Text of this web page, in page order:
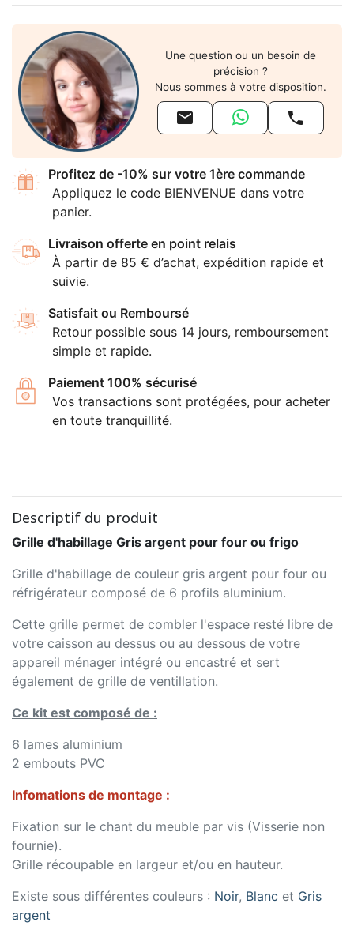
Une question ou un besoin de
précision ?
Nous sommes à votre disposition.
 
Profitez de -10% sur votre 1ère commande
Appliquez le code BIENVENUE dans votre
panier.
Livraison offerte en point relais
À partir de 85 € d’achat, expédition rapide et
suivie.
Satisfait ou Remboursé
Retour possible sous 14 jours, remboursement
simple et rapide.
Paiement 100% sécurisé
Vos transactions sont protégées, pour acheter
en toute tranquillité.
Descriptif du produit
Grille d'habillage Gris argent pour four ou frigo
Grille d'habillage de couleur gris argent pour four ou
réfrigérateur composé de 6 profils aluminium.
Cette grille permet de combler l'espace resté libre de
votre caisson au dessus ou au dessous de votre
appareil ménager intégré ou encastré et sert
également de grille de ventillation.
Ce kit est composé de :
6 lames aluminium
2 embouts PVC
Infomations de montage :
Fixation sur le chant du meuble par vis (Visserie non
fournie).
Grille récoupable en largeur et/ou en hauteur.
Existe sous différentes couleurs : Noir, Blanc et Gris
argent